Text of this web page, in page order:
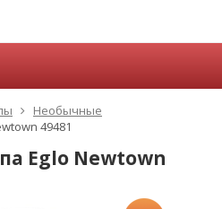
Необычные
49481
Eglo Newtown